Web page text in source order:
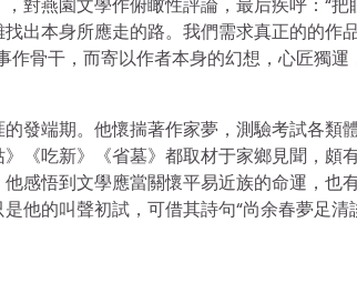
出本身所應走的路。我們需求真正的的作
作骨干，而寄以作者本身的幻想，心匠獨
發端期。他懷揣著作家夢，測驗考試各類
《吃新》《省墓》都取材于家鄉見聞，頗
感悟到文學應當關懷平易近族的命運，也
他的叫聲初試，可借其詩句“尚余春夢足清